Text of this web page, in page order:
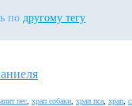
по другому тегу
пес храп собаки храп пса храп